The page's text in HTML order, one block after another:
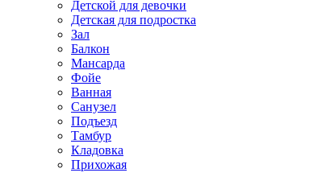
Детской для девочки
Детская для подростка
Зал
Балкон
Мансарда
Фойе
Ванная
Санузел
Подъезд
Тамбур
Кладовка
Прихожая